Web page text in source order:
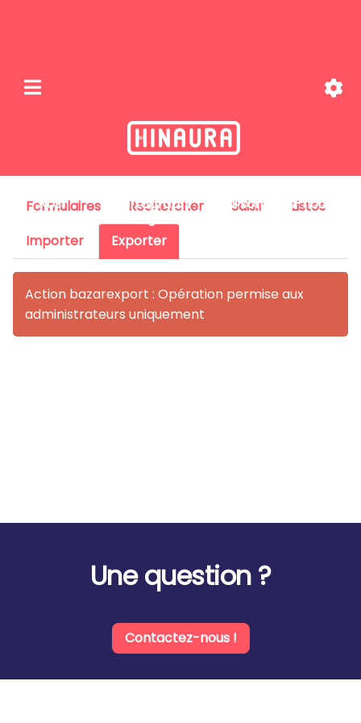
Nos
Cartographi
e
Qui sommes-nous
Formulaires Rechercher Saisir
Listes
Importer
Exporter
Action bazarexport : Opération permise aux
administrateurs uniquement
Une question ?
Contactez-nous !